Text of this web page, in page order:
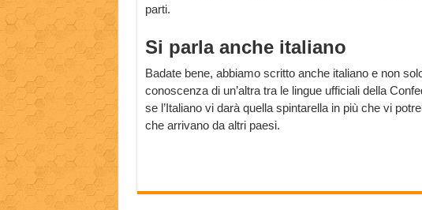
parti.
Si parla anche italiano
Badate bene, abbiamo scritto anche italiano e non
conoscenza di un’altra tra le lingue ufficiali della
se l’Italiano vi darà quella spintarella in più che vi
che arrivano da altri paesi.